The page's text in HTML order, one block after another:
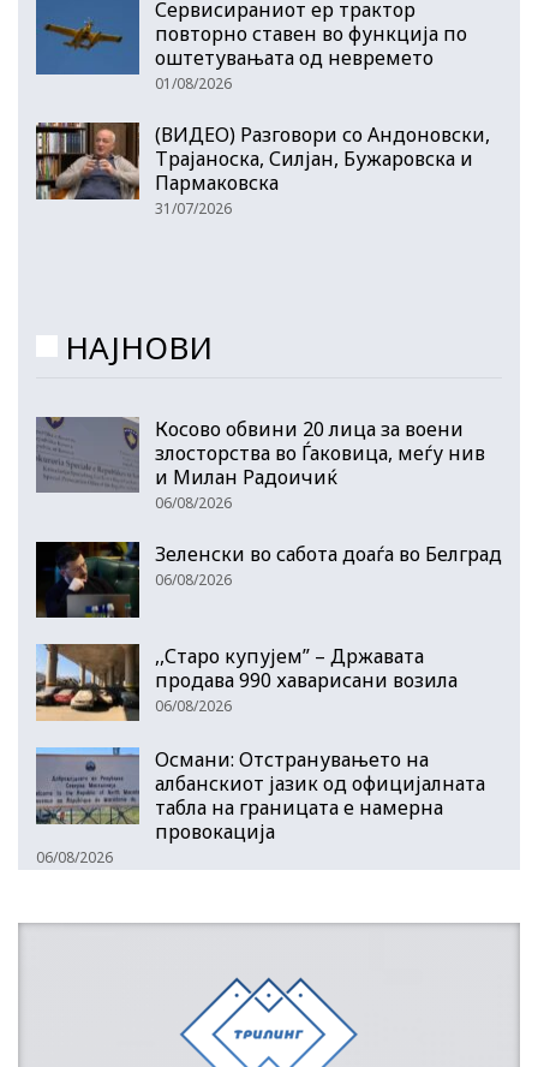
Сервисираниот ер трактор
повторно ставен во функција по
оштетувањата од невремето
01/08/2026
(ВИДЕО) Разговори со Андоновски,
Трајаноска, Силјан, Бужаровска и
Пармаковска
31/07/2026
НАЈНОВИ
Косово обвини 20 лица за воени
злосторства во Ѓаковица, меѓу нив
и Милан Радоичиќ
06/08/2026
Зеленски во сабота доаѓа во Белград
06/08/2026
,,Старо купујем” – Државата
продава 990 хаварисани возила
06/08/2026
Османи: Отстранувањето на
албанскиот јазик од официјалната
табла на границата е намерна
провокација
06/08/2026